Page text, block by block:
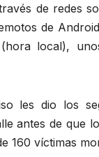
de redes
de
local),
les dio los
antes de que
160 víctimas